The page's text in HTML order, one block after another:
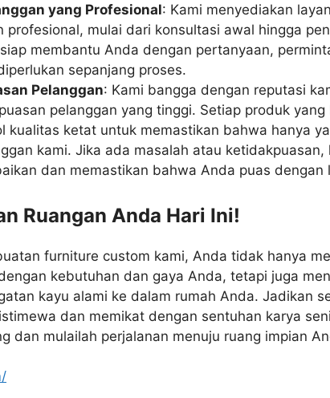
yang Profesional: Kami menyediakan
profesional, mulai dari konsultasi awal hingga
membantu Anda dengan pertanyaan,
sepanjang proses.
Pelanggan: Kami bangga dengan reputasi
pelanggan yang tinggi. Setiap produk yang
kualitas ketat untuk memastikan bahwa hanya
kami. Jika ada masalah atau ketidakpuasan,
dan memastikan bahwa Anda puas dengan
Ruangan Anda Hari Ini!
furniture custom kami, Anda tidak hanya
kebutuhan dan gaya Anda, tetapi juga
kayu alami ke dalam rumah Anda. Jadikan
dan memikat dengan sentuhan karya
dan mulailah perjalanan menuju ruang impian